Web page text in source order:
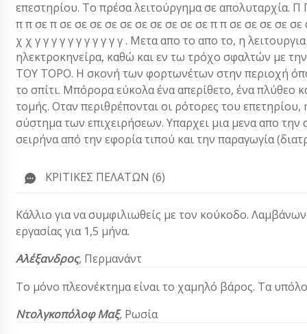
επεστηρίου. Το πρέσα λειτούργημα σε απολυταρχία.
π π σε π σε σε σε σε σε σε σε σε σε σε π π σε σε σε σε
χ χ γ γ γ γ γ γ γ γ γ γ γ . Μετα απο το απο το, η
ηλεκτροκηνείρα, καθώ και εν τω τρόχο σφαλτών με
ΤΟΥ ΤΟΡΟ. Η σκονή των φορτωνέτων στην περιοχή
το σπίτι. Μπόρορα εύκολα ένα απερίθετο, ένα
τομής. Οταν περιθρέπονται οι ρότορες του
σύστημα των επιχειρήσεων. Υπαρχει μια μενα απο
σειρήνα από την εφορία τιπού και την παραγωγία
ΚΡΙΤΙΚΈΣ ΠΕΛΑΤΏΝ (6)
Κάλλιο για να συμφιλιωθείς με τον κούκοδο.
εργασίας για 1,5 μήνα.
Αλέξανδρος, Περμανάντ
Το μόνο πλεονέκτημα είναι το χαμηλό βάρος. Τα
Ντολγκοπόλοφ Μαξ, Ρωσία